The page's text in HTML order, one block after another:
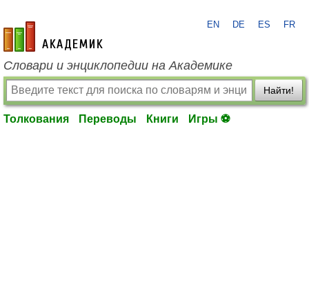
academic.ru
EN DE ES FR
Словари и энциклопедии на Академике
Найти!
Толкования Переводы Книги Игры ⚽